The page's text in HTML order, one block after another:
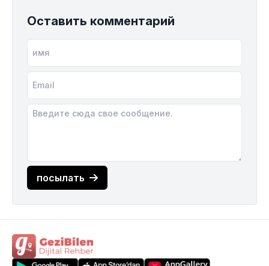
Оставить комментарий
посылать